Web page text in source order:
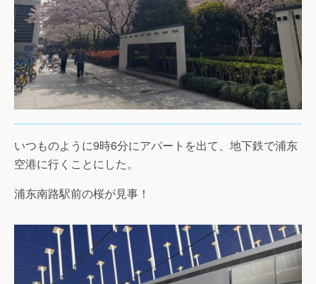
いつものように9時6分にアパートを出て、地下鉄で浦东
空港に行くことにした。
浦东南路駅前の桜が見事！